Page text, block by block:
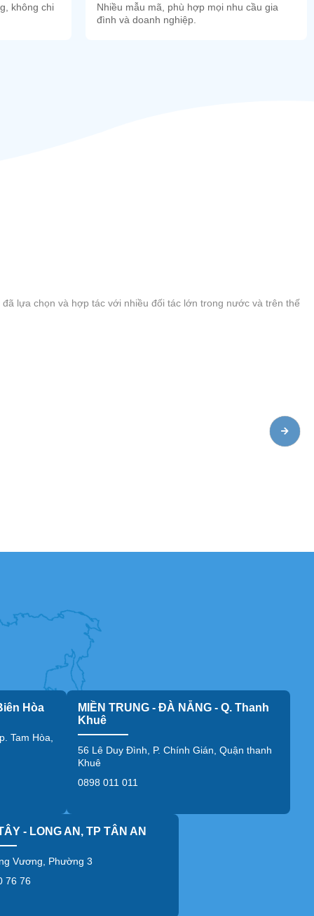
không chi
Nhiều mẫu mã, phù hợp mọi nhu cầu gia
đình và doanh nghiệp.
lựa chọn và hợp tác với nhiều đối tác lớn trong nước và trên thế
Hòa
Tam Hòa,
MIỀN TRUNG - ĐÀ NẴNG - Q. Thanh
Khuê
56 Lê Duy Đình, P. Chính Gián, Quận thanh
Khuê
0898 011 011
- LONG AN, TP TÂN AN
Vương, Phường 3
76 76